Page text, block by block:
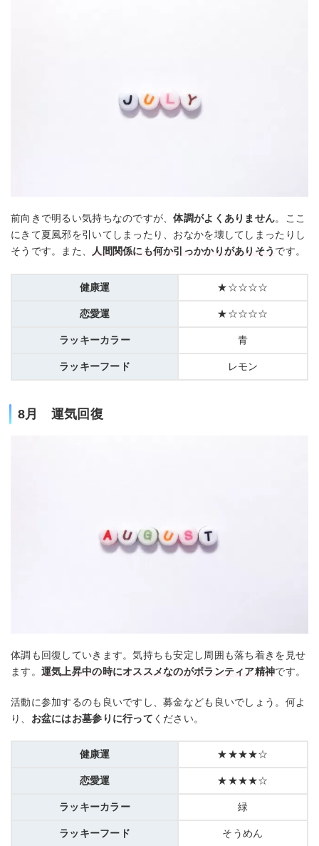
前向きで明るい気持ちなのですが、体調がよくありません。ここ
にきて夏風邪を引いてしまったり、おなかを壊してしまったりし
そうです。また、
人間関係にも何か引っかかりがありそう です。
健康運 ★☆☆☆☆
恋愛運 ★☆☆☆☆
ラッキーカラー 青
ラッキーフード レモン
8月 運気回復
体調も回復していきます。気持ちも安定し周囲も落ち着きを見せ
ます。 運気上昇中の時にオススメなのがボランティア精神です。
活動に参加するのも良いですし、募金なども良いでしょう。何よ
り、 お盆にはお墓参りに行って ください。
健康運 ★★★★☆
恋愛運 ★★★★☆
ラッキーカラー 緑
ラッキーフード そうめん